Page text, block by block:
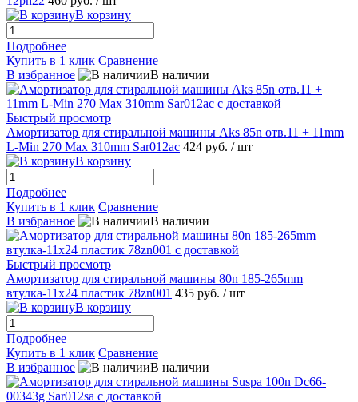
В корзину
Подробнее
Купить в 1 клик Сравнение
В избранное
В наличии
Быстрый просмотр
Амортизатор для стиральной машины Aks 85n отв.11 + 11mm
L-Min 270 Max 310mm Sar012ac 424 руб. / шт
В корзину
Подробнее
Купить в 1 клик Сравнение
В избранное
В наличии
Быстрый просмотр
Амортизатор для стиральной машины 80n 185-265mm
втулка-11x24 пластик 78zn001 435 руб. / шт
В корзину
Подробнее
Купить в 1 клик Сравнение
В избранное
В наличии